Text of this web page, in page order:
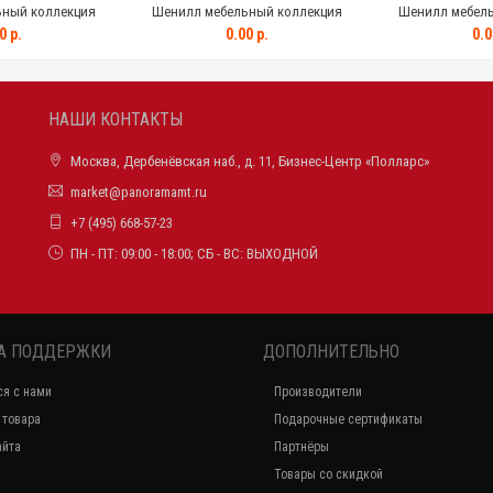
коллекция
16CF
р.
Шенилл мебельный коллекция
VICTORY-16CY
0.00 р.
Шенилл
НАШИ КОНТАКТЫ
Москва, Дербенёвская наб., д. 11, Бизнес-Центр «Полларс»
market@panoramamt.ru
+7 (495) 668-57-23
ПН - ПТ: 09:00 - 18:00; СБ - ВС: ВЫХОДНОЙ
ПОДДЕРЖКИ
с нами
ДОПОЛНИТЕЛЬНО
Производители
Подарочные сертификаты
Партнёры
Товары со скидкой